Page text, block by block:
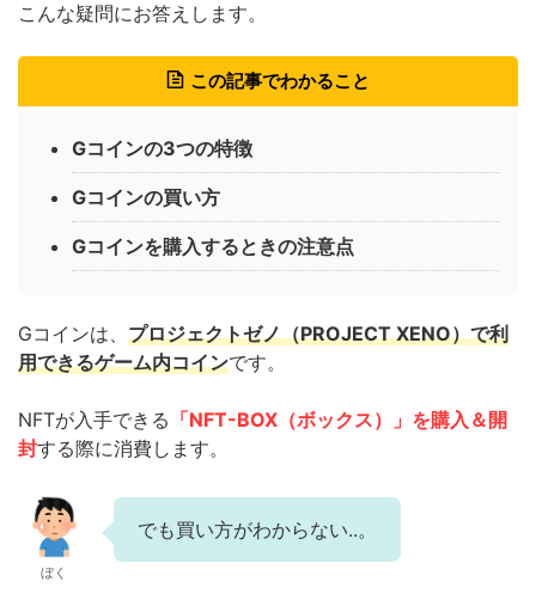
こんな疑問にお答えします。
この記事でわかること
Gコインの3つの特徴
Gコインの買い方
Gコインを購入するときの注意点
Gコインは、 プロジェクトゼノ（PROJECT XENO）で利
用できるゲーム内コインです。
NFTが入手できる 「NFT-BOX（ボックス）」を購入＆開
封する際に消費します。
ぼく
でも買い方がわからない..。